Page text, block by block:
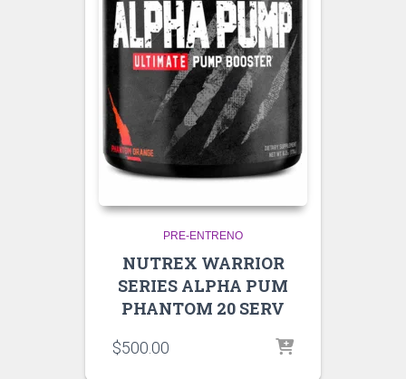
PRE-ENTRENO
NUTREX WARRIOR
SERIES ALPHA PUM
PHANTOM 20 SERV
$500.00